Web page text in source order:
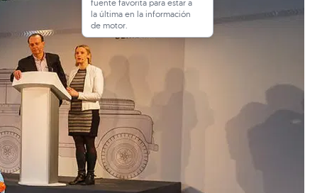
fuente favorita para estar a
la última en la información
de motor.